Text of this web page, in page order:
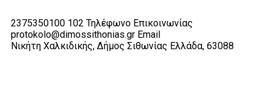
2375350100 102 Τηλέφωνο Επικοινωνίας
protokolo@dimossithonias.gr Email
Νικήτη Χαλκιδικής, Δήμος Σιθωνίας Ελλάδα, 63088